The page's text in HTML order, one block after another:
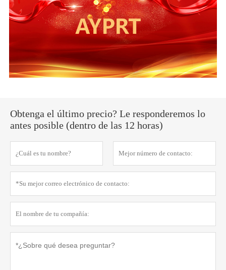
Obtenga el último precio? Le responderemos lo
antes posible (dentro de las 12 horas)